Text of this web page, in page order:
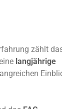
zählt
langjährige